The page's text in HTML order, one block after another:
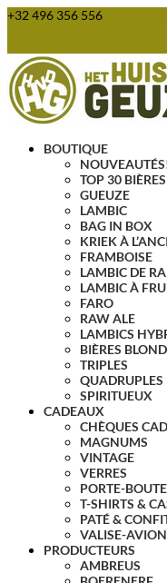
+32 496 356 556
BOUTIQUE
TOP 30 BIÈRES
GUEUZE
LAMBIC
BAG IN BOX
KRIEK À
FRAMBOISE
LAMBIC DE
LAMBIC À
FARO
RAW ALE
LAMBICS
BIÈRES
TRIPLES
QUADRUPLES
SPIRITUEUX
CADEAUX
CHÈQUES
MAGNUMS
VINTAGE
VERRES
PORTE-
T-SHIRTS &
PATÉ &
VALISE-
PRODUCTEURS
AMBREUS